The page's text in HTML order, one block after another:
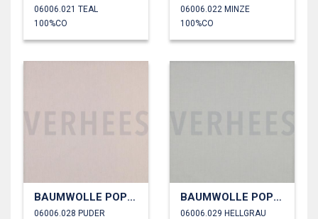
06006.021 TEAL
100%CO
06006.022 MINZE
100%CO
BAUMWOLLE POPELINE
06006.028 PUDER
BAUMWOLLE POPELINE
06006.029 HELLGRAU